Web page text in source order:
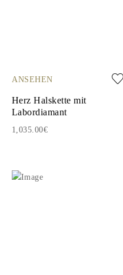
ANSEHEN
Herz Halskette mit
Labordiamant
1,035.00€